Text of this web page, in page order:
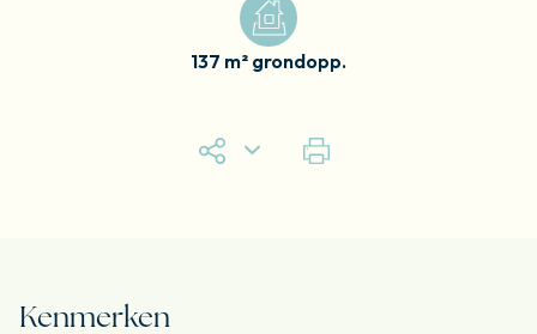
137 m² grondopp.
Kenmerken